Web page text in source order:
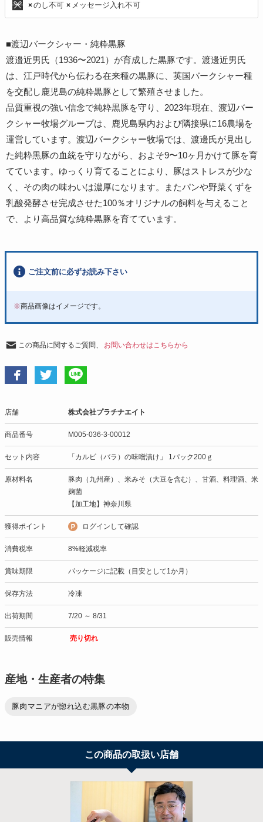
×のし不可 × メッセージ入れ不可
■渡辺バークシャー・純粋黒豚
渡邉近男氏（1936〜2021）が育成した黒豚です。渡邊近男氏
は、江戸時代から伝わる在来種の黒豚に、英国バークシャー種
を交配し鹿児島の純粋黒豚として繁殖させました。
品質重視の強い信念で純粋黒豚を守り、2023年現在、渡辺バー
クシャー牧場グループは、鹿児島県内および隣接県に16農場を
運営しています。渡辺バークシャー牧場では、渡邊氏が見出し
た純粋黒豚の血統を守りながら、およそ9〜10ヶ月かけて豚を育
てています。ゆっくり育てることにより、豚はストレスが少な
く、その肉の味わいは濃厚になります。またパンや野菜くずを
乳酸発酵させ完成させた100％オリジナルの飼料を与えること
で、より高品質な純粋黒豚を育てています。
ご注文前に必ずお読み下さい
※商品画像はイメージです。
この商品に関するご質問、 お問い合わせはこちらから
店舗 株式会社プラチナエイト
商品番号 M005-036-3-00012
セット内容 「カルビ（バラ）の味噌漬け」 1パック200ｇ
原材料名
豚肉（九州産）、米みそ（大豆を含む）、甘酒、料理酒、米
麹菌
【加工地】神奈川県
獲得ポイント ログインして確認
消費税率 8%軽減税率
賞味期限 パッケージに記載（目安として1か月）
保存方法 冷凍
出荷期間 7/20 ～ 8/31
販売情報 売り切れ
産地・生産者の特集
豚肉マニアが惚れ込む黒豚の本物
この商品の取扱い店舗